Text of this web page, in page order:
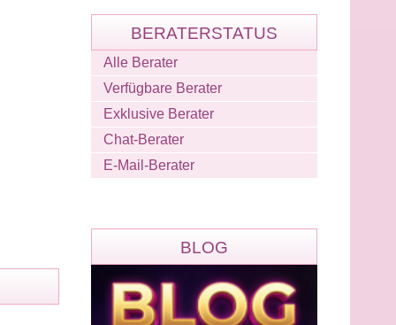
BERATERSTATUS
Alle Berater
Verfügbare Berater
Exklusive Berater
Chat-Berater
E-Mail-Berater
BLOG